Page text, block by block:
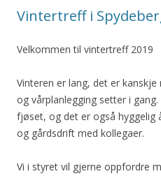
Vintertreff i
Velkommen til vintertreff 2019
Vinteren er lang, det er
og vårplanlegging setter i
fjøset, og det er også hyggelig
og gårdsdrift med kollegaer.
Vi i styret vil gjerne oppfordre